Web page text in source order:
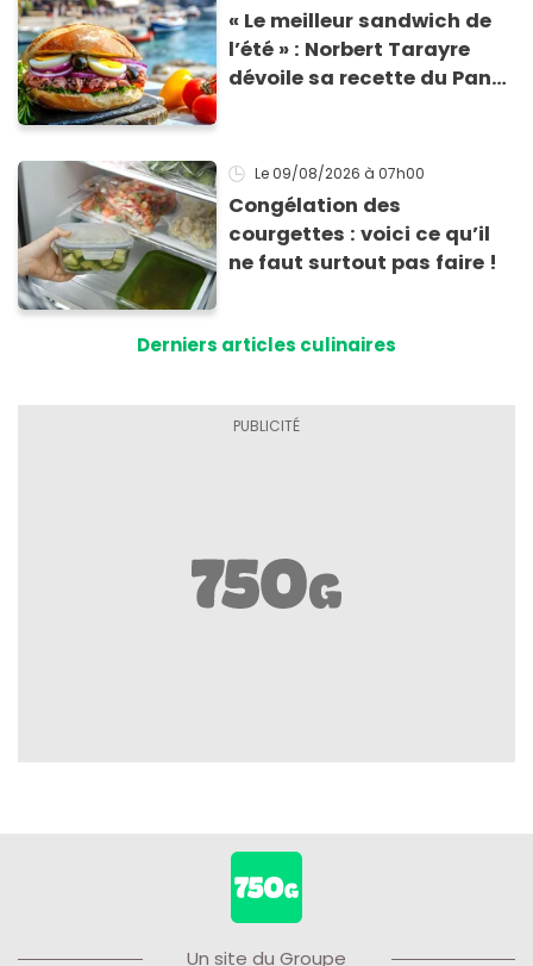
« Le meilleur sandwich de
l’été » : Norbert Tarayre
dévoile sa recette du Pan
Le 09/08/2026 à 07h00
Congélation des
courgettes : voici ce qu’il
ne faut surtout pas faire !
Derniers articles culinaires
Un site du Groupe